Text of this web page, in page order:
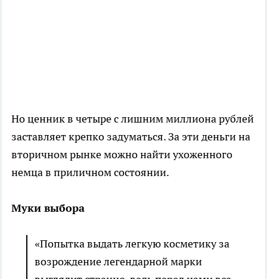
Но ценник в четыре с лишним миллиона рублей
заставляет крепко задуматься. За эти деньги на
вторичном рынке можно найти ухоженного
немца в приличном состоянии.
Муки выбора
«Попытка выдать легкую косметику за
возрождение легендарной марки